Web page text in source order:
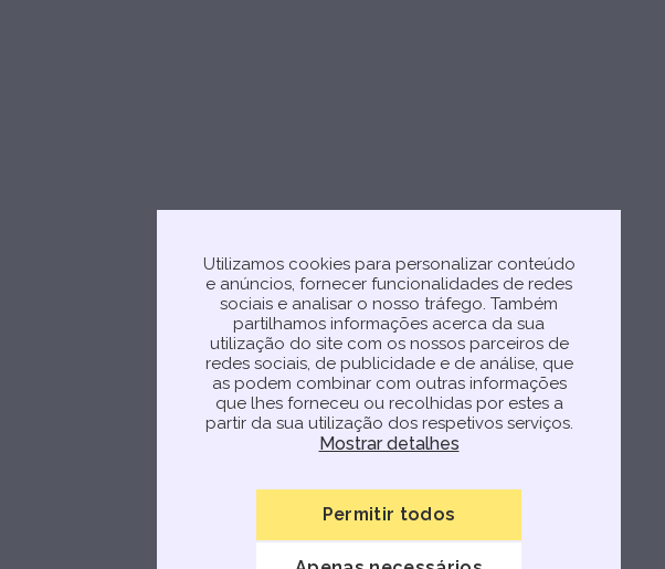
Utilizamos cookies para personalizar conteúdo
e anúncios, fornecer funcionalidades de redes
sociais e analisar o nosso tráfego. Também
partilhamos informações acerca da sua
utilização do site com os nossos parceiros de
redes sociais, de publicidade e de análise, que
as podem combinar com outras informações
que lhes forneceu ou recolhidas por estes a
partir da sua utilização dos respetivos serviços.
Mostrar detalhes
Permitir todos